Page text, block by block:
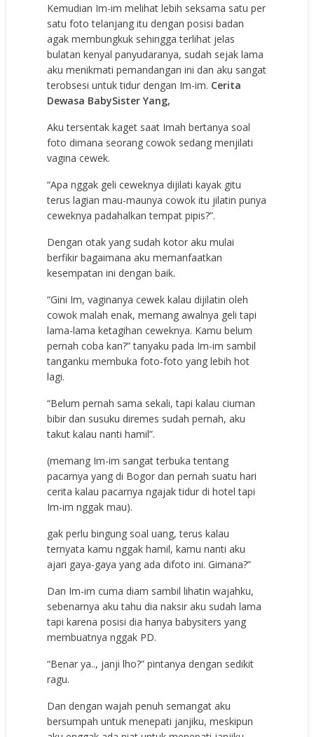
Kemudian Im-im melihat lebih seksama satu per
satu foto telanjang itu dengan posisi badan
agak membungkuk sehingga terlihat jelas
bulatan kenyal panyudaranya, sudah sejak lama
aku menikmati pemandangan ini dan aku sangat
terobsesi untuk tidur dengan Im-im. Cerita
Dewasa BabySister Yang,
Aku tersentak kaget saat Imah bertanya soal
foto dimana seorang cowok sedang menjilati
vagina cewek.
“Apa nggak geli ceweknya dijilati kayak gitu
terus lagian mau-maunya cowok itu jilatin punya
ceweknya padahalkan tempat pipis?”.
Dengan otak yang sudah kotor aku mulai
berfikir bagaimana aku memanfaatkan
kesempatan ini dengan baik.
“Gini Im, vaginanya cewek kalau dijilatin oleh
cowok malah enak, memang awalnya geli tapi
lama-lama ketagihan ceweknya. Kamu belum
pernah coba kan?” tanyaku pada Im-im sambil
tanganku membuka foto-foto yang lebih hot
lagi.
“Belum pernah sama sekali, tapi kalau ciuman
bibir dan susuku diremes sudah pernah, aku
takut kalau nanti hamil”.
(memang Im-im sangat terbuka tentang
pacarnya yang di Bogor dan pernah suatu hari
cerita kalau pacarnya ngajak tidur di hotel tapi
Im-im nggak mau).
gak perlu bingung soal uang, terus kalau
ternyata kamu nggak hamil, kamu nanti aku
ajari gaya-gaya yang ada difoto ini. Gimana?”
Dan Im-im cuma diam sambil lihatin wajahku,
sebenarnya aku tahu dia naksir aku sudah lama
tapi karena posisi dia hanya babysiters yang
membuatnya nggak PD.
“Benar ya.., janji lho?” pintanya dengan sedikit
ragu.
Dan dengan wajah penuh semangat aku
bersumpah untuk menepati janjiku, meskipun